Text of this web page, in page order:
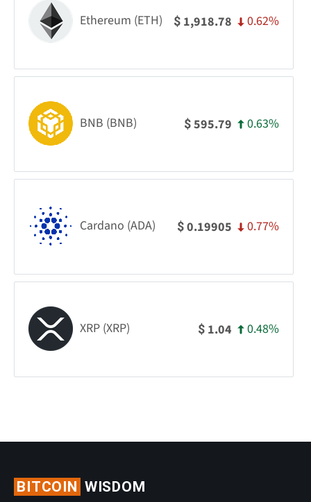
Ethereum (ETH) $ 1,918.78 0.62%
BNB (BNB) $595.79 0.63%
Cardano (ADA) $0.19905 0.77%
XRP (XRP) $ 1.04 0.48%
BITCOIN WISDOM